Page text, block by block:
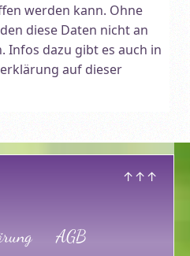
↑↑↑
AGB
werden kann. Ohne
diese Daten nicht an
Infos dazu gibt es auch in
auf dieser